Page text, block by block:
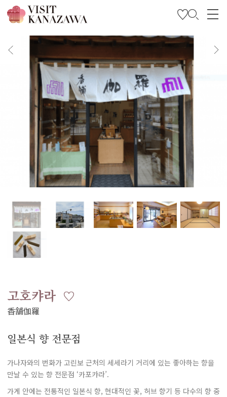
여행 계획 세우기
Travel Trade and Media
Languages
고호캬라
일본식 향 전문점
가나자와의 번화가 고린보 근처의 세세라기 거리에 있는 좋아하는 향을
만날 수 있는 향 전문점 ‘카포캬라’.
가게 안에는 전통적인 일본식 향, 현대적인 꽃, 허브 향기 등 다수의 향 중